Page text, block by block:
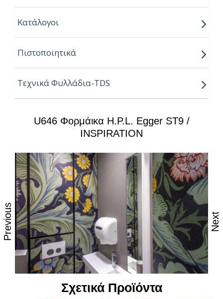
Ιδιότητες:
– Ανθεκτικές στη θερμότητα & το νερό
– Ισχυρές αντοχές στη καθημερινή φθορά από τριβή,
κρούση & χάραξη
– Δυνατότητα εύκολου καθημερινού καθαρισμού με
– Ευκολία επεξεργασίας και μεταφοράς
Κατάλογοι
Πιστοποιητικά
Τεχνικά Φυλλάδια-TDS
U646 Φορμάικα H.P.L. Egger ST9 /
INSPIRATION
Previous Next
Σχετικά Προϊόντα